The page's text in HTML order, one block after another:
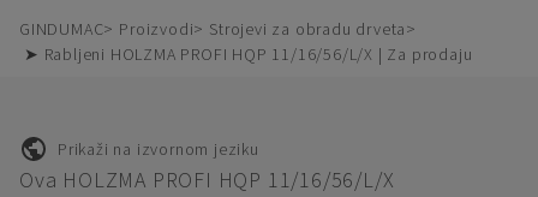
GINDUMAC Proizvodi
Strojevi za obradu drveta
➤ Rabljeni HOLZMA PROFI HQP 11/16/56/L/X | Za prodaju
Prikaži na izvornom jeziku
Ova HOLZMA PROFI HQP 11/16/56/L/X